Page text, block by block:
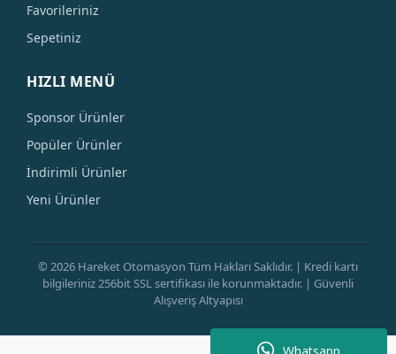
Whatsapp
Favorileriniz
Sepetiniz
HIZLI MENÜ
Sponsor Ürünler
Popüler Ürünler
İndirimli Ürünler
Yeni Ürünler
© 2026 Hareket Otomasyon Tüm Hakları Saklıdır. | Kredi kartı
bilgileriniz 256bit SSL sertifikası ile korunmaktadır. | Güvenli
Alışveriş Altyapısı